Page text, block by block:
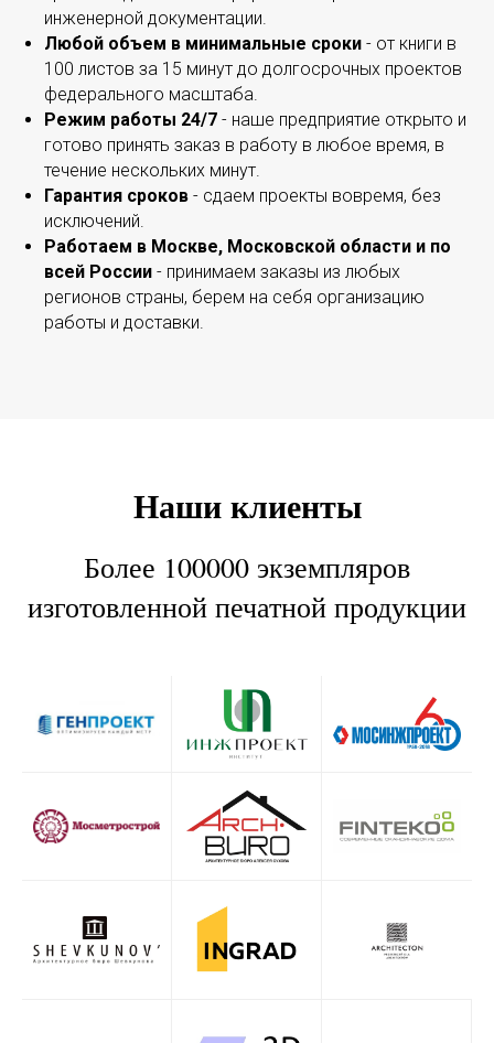
инженерной документации.
Любой объем в минимальные сроки - от книги в
100 листов за 15 минут до долгосрочных проектов
федерального масштаба.
Режим работы 24/7 - наше предприятие открыто и
готово принять заказ в работу в любое время, в
течение нескольких минут.
Гарантия сроков - сдаем проекты вовремя, без
исключений.
Работаем в Москве, Московской области и по
всей России - принимаем заказы из любых
регионов страны, берем на себя организацию
работы и доставки.
Наши клиенты
Более 100000 экземпляров
изготовленной печатной продукции